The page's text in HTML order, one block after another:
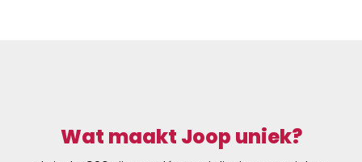
Wat maakt Joop uniek?